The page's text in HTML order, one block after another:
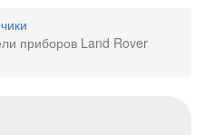
приборов Land Rover